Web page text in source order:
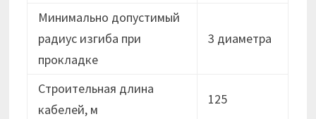
Минимально допустимый
радиус изгиба при
прокладке
3 диаметра
Строительная длина
кабелей, м
125